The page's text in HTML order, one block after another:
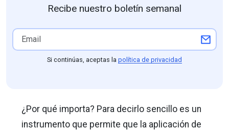
Recibe nuestro boletín semanal
Si continúas, aceptas la política de privacidad
¿Por qué importa? Para decirlo sencillo es un
instrumento que permite que la aplicación de